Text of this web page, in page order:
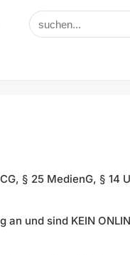
§ 25 MedienG, § 14
an und sind KEIN